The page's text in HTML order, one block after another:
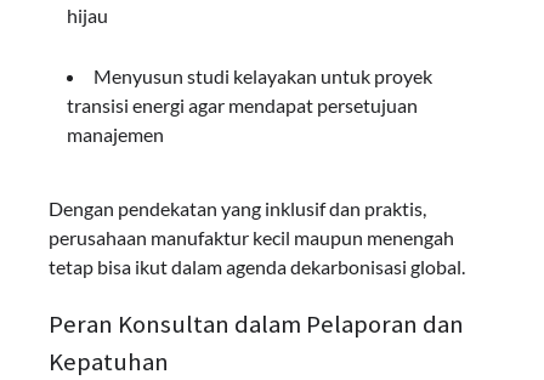
hijau
Menyusun studi kelayakan untuk proyek
transisi energi agar mendapat persetujuan
manajemen
Dengan pendekatan yang inklusif dan praktis,
perusahaan manufaktur kecil maupun menengah
tetap bisa ikut dalam agenda dekarbonisasi global.
Peran Konsultan dalam Pelaporan dan
Kepatuhan